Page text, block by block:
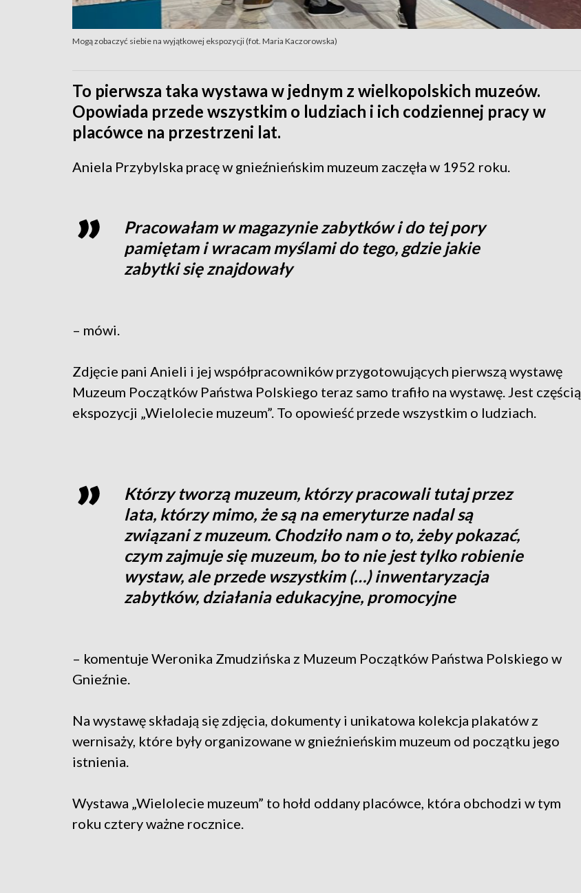
Mogą zobaczyć siebie na wyjątkowej ekspozycji (fot. Maria Kaczorowska)
To pierwsza taka wystawa w jednym z wielkopolskich muzeów.
Opowiada przede wszystkim o ludziach i ich codziennej pracy w
placówce na przestrzeni lat.
Aniela Przybylska pracę w gnieźnieńskim muzeum zaczęła w 1952 roku.
Pracowałam w magazynie zabytków i do tej pory
pamiętam i wracam myślami do tego, gdzie jakie
zabytki się znajdowały
– mówi.
Zdjęcie pani Anieli i jej współpracowników przygotowujących pierwszą wystawę
Muzeum Początków Państwa Polskiego teraz samo trafiło na wystawę. Jest częścią
ekspozycji „Wielolecie muzeum”. To opowieść przede wszystkim o ludziach.
Którzy tworzą muzeum, którzy pracowali tutaj przez
lata, którzy mimo, że są na emeryturze nadal są
związani z muzeum. Chodziło nam o to, żeby pokazać,
czym zajmuje się muzeum, bo to nie jest tylko robienie
wystaw, ale przede wszystkim (…) inwentaryzacja
zabytków, działania edukacyjne, promocyjne
– komentuje Weronika Zmudzińska z Muzeum Początków Państwa Polskiego w
Gnieźnie.
Na wystawę składają się zdjęcia, dokumenty i unikatowa kolekcja plakatów z
wernisaży, które były organizowane w gnieźnieńskim muzeum od początku jego
istnienia.
Wystawa „Wielolecie muzeum” to hołd oddany placówce, która obchodzi w tym
roku cztery ważne rocznice.